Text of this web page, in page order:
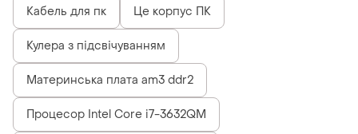
Кабель для пк Це корпус ПК
Кулера з підсвічуванням
Материнська плата am3 ddr2
Процесор Intel Core i7-3632QM